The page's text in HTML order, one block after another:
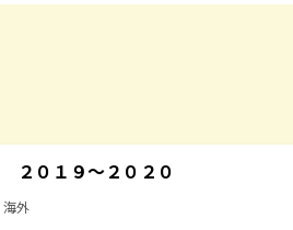
０１９～２０２０
海外